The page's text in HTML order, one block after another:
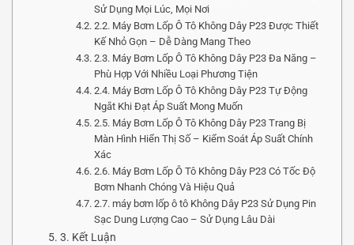
Sử Dụng Mọi Lúc, Mọi Nơi
2.2. Máy Bơm Lốp Ô Tô Không Dây P23 Được Thiết
Kế Nhỏ Gọn – Dễ Dàng Mang Theo
2.3. Máy Bơm Lốp Ô Tô Không Dây P23 Đa Năng –
Phù Hợp Với Nhiều Loại Phương Tiện
2.4. Máy Bơm Lốp Ô Tô Không Dây P23 Tự Động
Ngắt Khi Đạt Áp Suất Mong Muốn
2.5. Máy Bơm Lốp Ô Tô Không Dây P23 Trang Bị
Màn Hình Hiển Thị Số – Kiểm Soát Áp Suất Chính
Xác
2.6. Máy Bơm Lốp Ô Tô Không Dây P23 Có Tốc Độ
Bơm Nhanh Chóng Và Hiệu Quả
2.7. máy bơm lốp ô tô Không Dây P23 Sử Dụng Pin
Sạc Dung Lượng Cao – Sử Dụng Lâu Dài
3. Kết Luận